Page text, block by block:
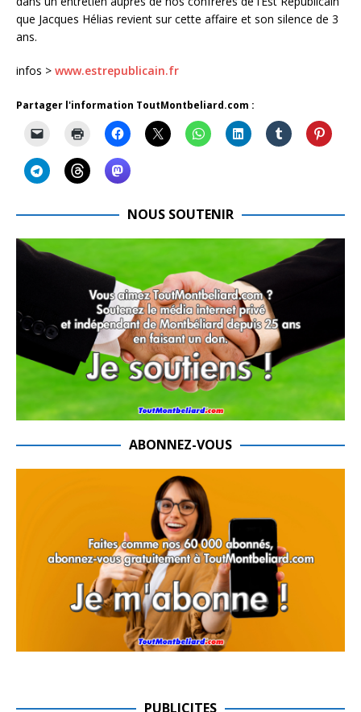
que Jacques Hélias revient sur cette affaire et son silence de 3
ans.
infos > www.estrepublicain.fr
Partager l'information ToutMontbeliard.com :
NOUS SOUTENIR
ABONNEZ-VOUS
PUBLICITES